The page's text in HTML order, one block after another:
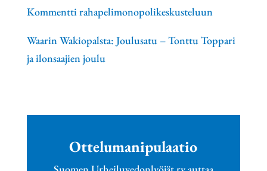
Kommentti rahapelimonopolikeskusteluun
Waarin Wakiopalsta: Joulusatu – Tonttu Toppari
ja ilonsaajien joulu
Ottelumanipulaatio